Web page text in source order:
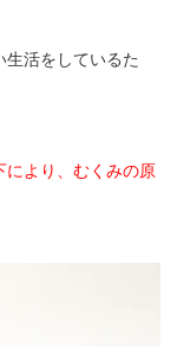
生活をしているた
により、むくみの原